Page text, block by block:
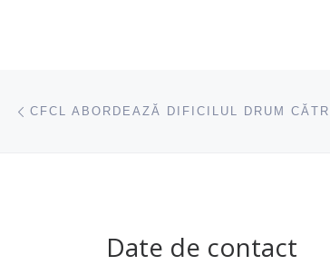
Navigare articole
Date de contact